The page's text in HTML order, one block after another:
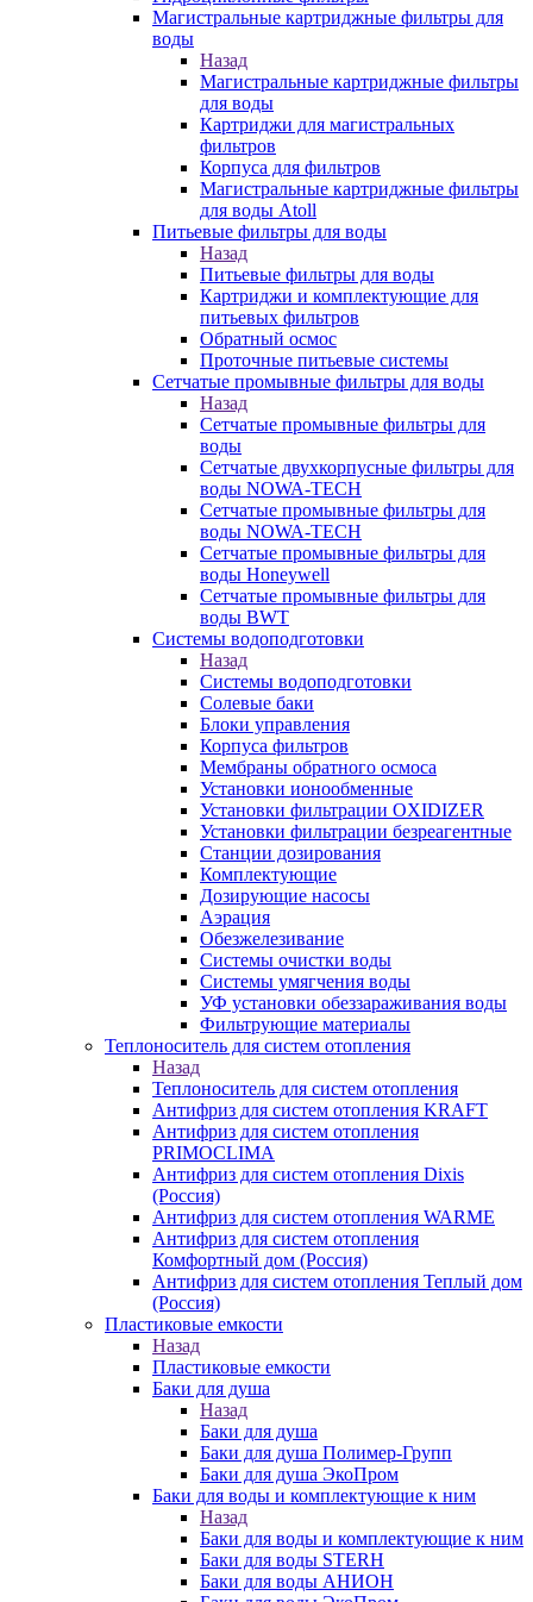
Магистральные картриджные фильтры для
воды
Назад
Магистральные картриджные фильтры
для воды
Картриджи для магистральных
фильтров
Корпуса для фильтров
Магистральные картриджные фильтры
для воды Atoll
Питьевые фильтры для воды
Назад
Питьевые фильтры для воды
Картриджи и комплектующие для
питьевых фильтров
Обратный осмос
Проточные питьевые системы
Сетчатые промывные фильтры для воды
Назад
Сетчатые промывные фильтры для
воды
Сетчатые двухкорпусные фильтры для
воды NOWA-TECH
Сетчатые промывные фильтры для
воды NOWA-TECH
Сетчатые промывные фильтры для
воды Honeywell
Сетчатые промывные фильтры для
воды BWT
Системы водоподготовки
Назад
Системы водоподготовки
Солевые баки
Блоки управления
Корпуса фильтров
Мембраны обратного осмоса
Установки ионообменные
Установки фильтрации OXIDIZER
Установки фильтрации безреагентные
Станции дозирования
Комплектующие
Дозирующие насосы
Аэрация
Обезжелезивание
Системы очистки воды
Системы умягчения воды
УФ установки обеззараживания воды
Фильтрующие материалы
Теплоноситель для систем отопления
Назад
Теплоноситель для систем отопления
Антифриз для систем отопления KRAFT
Антифриз для систем отопления
PRIMOCLIMA
Антифриз для систем отопления Dixis
(Россия)
Антифриз для систем отопления WARME
Антифриз для систем отопления
Комфортный дом (Россия)
Антифриз для систем отопления Теплый дом
(Россия)
Пластиковые емкости
Назад
Пластиковые емкости
Баки для душа
Назад
Баки для душа
Баки для душа Полимер-Групп
Баки для душа ЭкоПром
Баки для воды и комплектующие к ним
Назад
Баки для воды и комплектующие к ним
Баки для воды STERH
Баки для воды АНИОН